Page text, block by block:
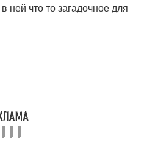
что то загадочное для